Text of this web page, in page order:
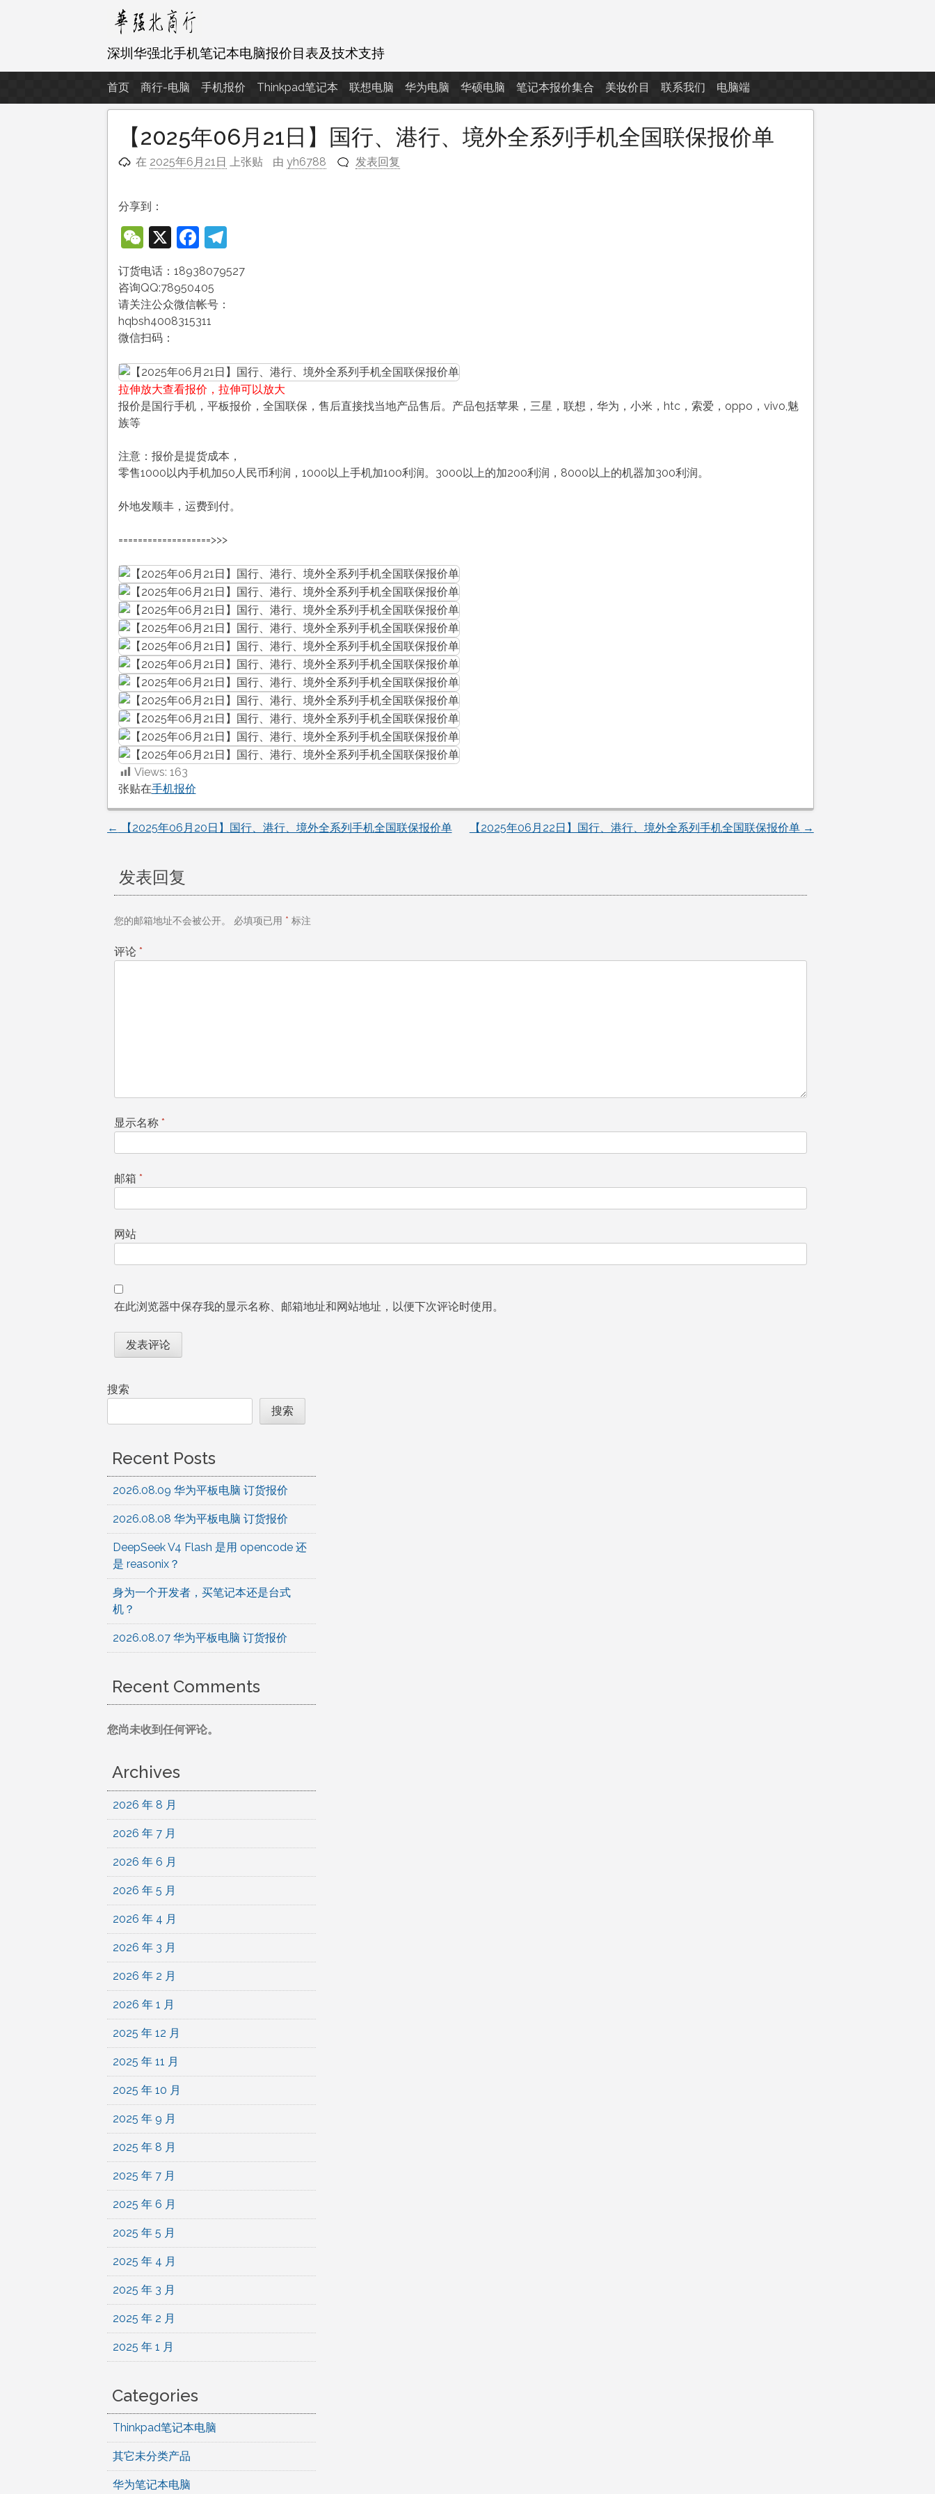
内
深圳华强北手机笔记本电脑报价目表及技术支持
首页 商行-电脑 手机报价 Thinkpad笔记本 联想电脑 华为电脑 华硕电脑 笔记本报价集合 美妆价目 联系我们 电脑端
【2025年06月21日】国行、港行、境外全系列手机全国联保报价单
在 2025年6月21日 上张贴 由yh6788 发表回复
分享到：
WeChat
X Facebook
Telegram
订货电话：18938079527
咨询QQ:78950405
请关注公众微信帐号：
hqbsh4008315311
微信扫码：
拉伸放大查看报价，拉伸可以放大
报价是国行手机，平板报价，全国联保，售后直接找当地产品售后。产品包括苹果，三星，联想，华为，小米，htc，索爱，oppo，vivo,魅
族等
注意：报价是提货成本，
零售1000以内手机加50人民币利润，1000以上手机加100利润。3000以上的加200利润，8000以上的机器加300利润。
外地发顺丰，运费到付。
===================>>>
Views: 163
张贴在手机报价
文
章
导
← 【2025年06月20日】国行、港行、境外全系列手机全国联保报价单 【2025年06月22日】国行、港行、境外全系列手机全国联保报价单 →
发表回复
您的邮箱地址不会被公开。 必填项已用 * 标注
评论 *
显示名称 *
邮箱 *
网站
在此浏览器中保存我的显示名称、邮箱地址和网站地址，以便下次评论时使用。
搜索
搜索
Recent Posts
2026.08.09 华为平板电脑 订货报价
2026.08.08 华为平板电脑 订货报价
DeepSeek V4 Flash 是用 opencode 还
是 reasonix？
身为一个开发者，买笔记本还是台式
机？
2026.08.07 华为平板电脑 订货报价
Recent Comments
您尚未收到任何评论。
Archives
2026 年 8 月
2026 年 7 月
2026 年 6 月
2026 年 5 月
2026 年 4 月
2026 年 3 月
2026 年 2 月
2026 年 1 月
2025 年 12 月
2025 年 11 月
2025 年 10 月
2025 年 9 月
2025 年 8 月
2025 年 7 月
2025 年 6 月
2025 年 5 月
2025 年 4 月
2025 年 3 月
2025 年 2 月
2025 年 1 月
Categories
Thinkpad笔记本电脑
其它未分类产品
华为笔记本电脑